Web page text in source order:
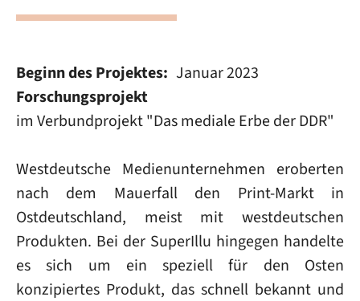
Beginn des Projektes Januar 2023
Forschungsprojekt
im Verbundprojekt "Das mediale Erbe der DDR"
Westdeutsche Medienunternehmen eroberten
nach dem Mauerfall den Print-Markt in
Ostdeutschland, meist mit westdeutschen
Produkten. Bei der SuperIllu hingegen handelte
es sich um ein speziell für den Osten
konzipiertes Produkt, das schnell bekannt und